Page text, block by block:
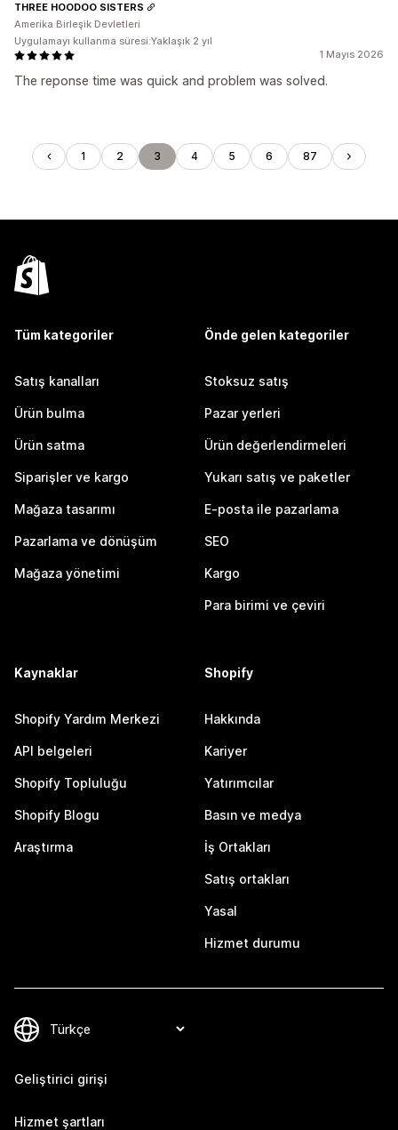
1 Mayıs 2026
The reponse time was quick and problem was solved.
THREE HOODOO SISTERS
Amerika Birleşik Devletleri
Uygulamayı kullanma süresi:Yaklaşık 2 yıl
1 2 3 4 5 6 87
Tüm kategoriler
Satış kanalları
Ürün bulma
Ürün satma
Siparişler ve kargo
Mağaza tasarımı
Pazarlama ve dönüşüm
Mağaza yönetimi
Önde gelen kategoriler
Stoksuz satış
Pazar yerleri
Ürün değerlendirmeleri
Yukarı satış ve paketler
E-posta ile pazarlama
SEO
Kargo
Para birimi ve çeviri
Kaynaklar
Shopify Yardım Merkezi
API belgeleri
Shopify Topluluğu
Shopify Blogu
Araştırma
Shopify
Hakkında
Kariyer
Yatırımcılar
Basın ve medya
İş Ortakları
Satış ortakları
Yasal
Hizmet durumu
Geliştirici girişi
Hizmet şartları